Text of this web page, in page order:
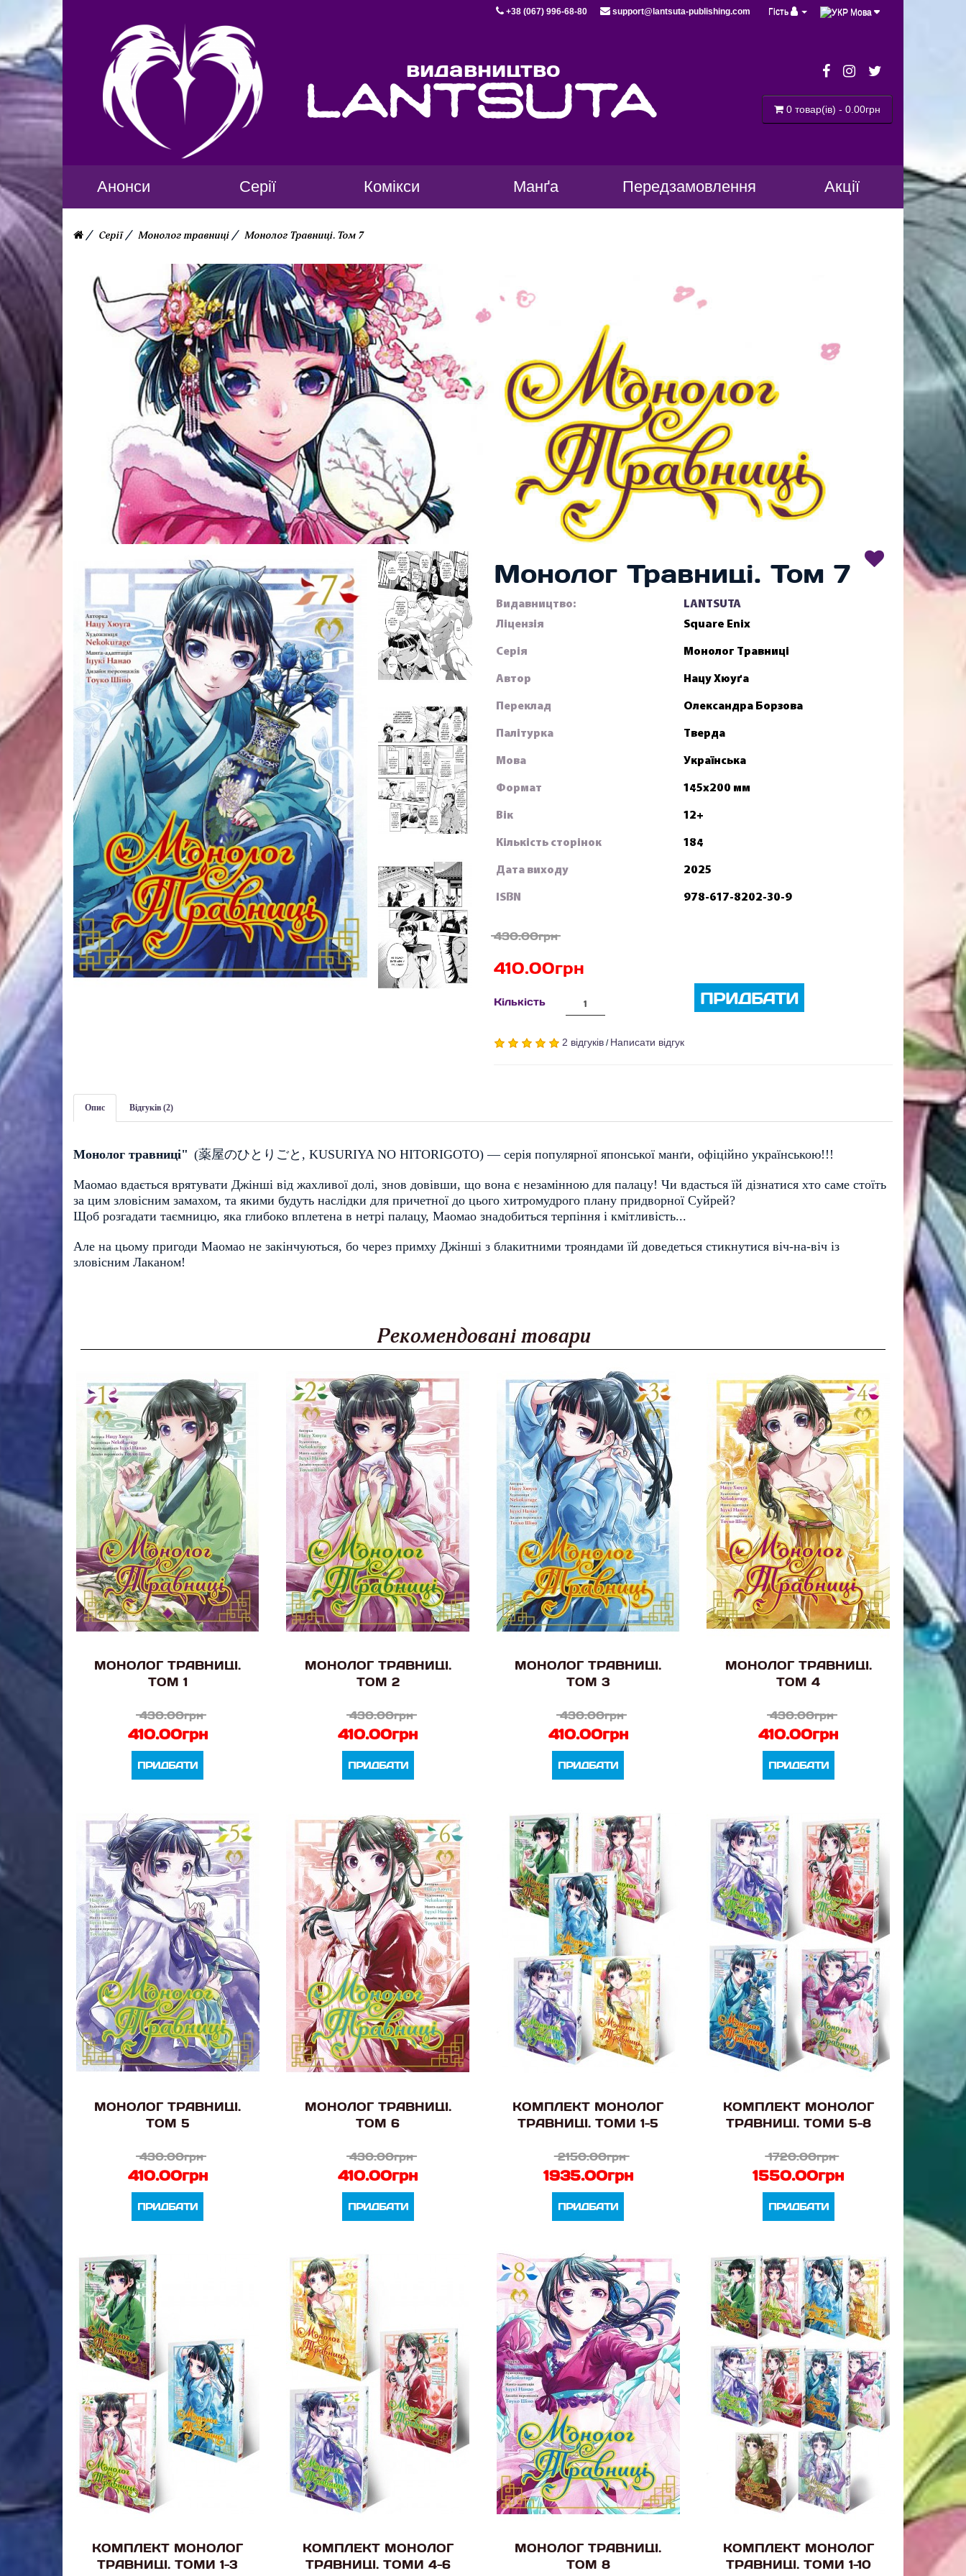
Мова
Гість
+38 (067) 996-68-80 support@lantsuta-publishing.com
видавництво
lantsuta 0 товар(ів) - 0.00грн
Анонси Серії Комікси Манґа Передзамовлення Акції
Серії Монолог травниці Монолог Травниці. Том 7
Монолог Травниці. Том 7
Видавництво:
LANTSUTA
Ліцензія
Square Enix
Серія
Монолог Травниці
Автор
Нацу Хюуґа
Переклад
Олександра Борзова
Палітурка
Тверда
Мова
Українська
Формат
145х200 мм
Вік
12+
Кількість сторінок
184
Дата виходу
2025
ISBN
978-617-8202-30-9
430.00грн
410.00грн
Кількість ПРИДБАТИ
2 відгуків / Написати відгук
Опис Відгуків (2)
Монолог травниці" (薬屋のひとりごと , KUSURIYA NO HITORIGOTO) — серія популярної японської манґи, офіційно українською!!!
Маомао вдається врятувати Джінші від жахливої ​​долі, знов довівши, що вона є незамінною для палацу! Чи вдасться їй дізнатися хто саме стоїть
за цим зловісним замахом, та якими будуть наслідки для причетної до цього хитромудрого плану придворної Суйрей?
Щоб розгадати таємницю, яка глибоко вплетена в нетрі палацу, Маомао знадобиться терпіння і кмітливість...
Але на цьому пригоди Маомао не закінчуються, бо через примху Джінші з блакитними трояндами їй доведеться стикнутися віч-на-віч із
зловісним Лаканом!
Рекомендовані товари
МОНОЛОГ ТРАВНИЦІ.
ТОМ 1
430.00грн
410.00грн
ПРИДБАТИ
МОНОЛОГ ТРАВНИЦІ.
ТОМ 2
430.00грн
410.00грн
ПРИДБАТИ
МОНОЛОГ ТРАВНИЦІ.
ТОМ 3
430.00грн
410.00грн
ПРИДБАТИ
МОНОЛОГ ТРАВНИЦІ.
ТОМ 4
430.00грн
410.00грн
ПРИДБАТИ
МОНОЛОГ ТРАВНИЦІ.
ТОМ 5
430.00грн
410.00грн
ПРИДБАТИ
МОНОЛОГ ТРАВНИЦІ.
ТОМ 6
430.00грн
410.00грн
ПРИДБАТИ
КОМПЛЕКТ МОНОЛОГ
ТРАВНИЦІ. ТОМИ 1-5
2150.00грн
1935.00грн
ПРИДБАТИ
КОМПЛЕКТ МОНОЛОГ
ТРАВНИЦІ. ТОМИ 5-8
1720.00грн
1550.00грн
ПРИДБАТИ
КОМПЛЕКТ МОНОЛОГ
ТРАВНИЦІ. ТОМИ 1-3
КОМПЛЕКТ МОНОЛОГ
ТРАВНИЦІ. ТОМИ 4-6
МОНОЛОГ ТРАВНИЦІ.
ТОМ 8
КОМПЛЕКТ МОНОЛОГ
ТРАВНИЦІ. ТОМИ 1-10